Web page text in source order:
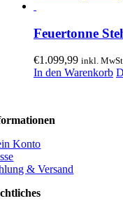
Feuertonne
€1.099,99 inkl.
In den Warenkorb
Konto
& Versand